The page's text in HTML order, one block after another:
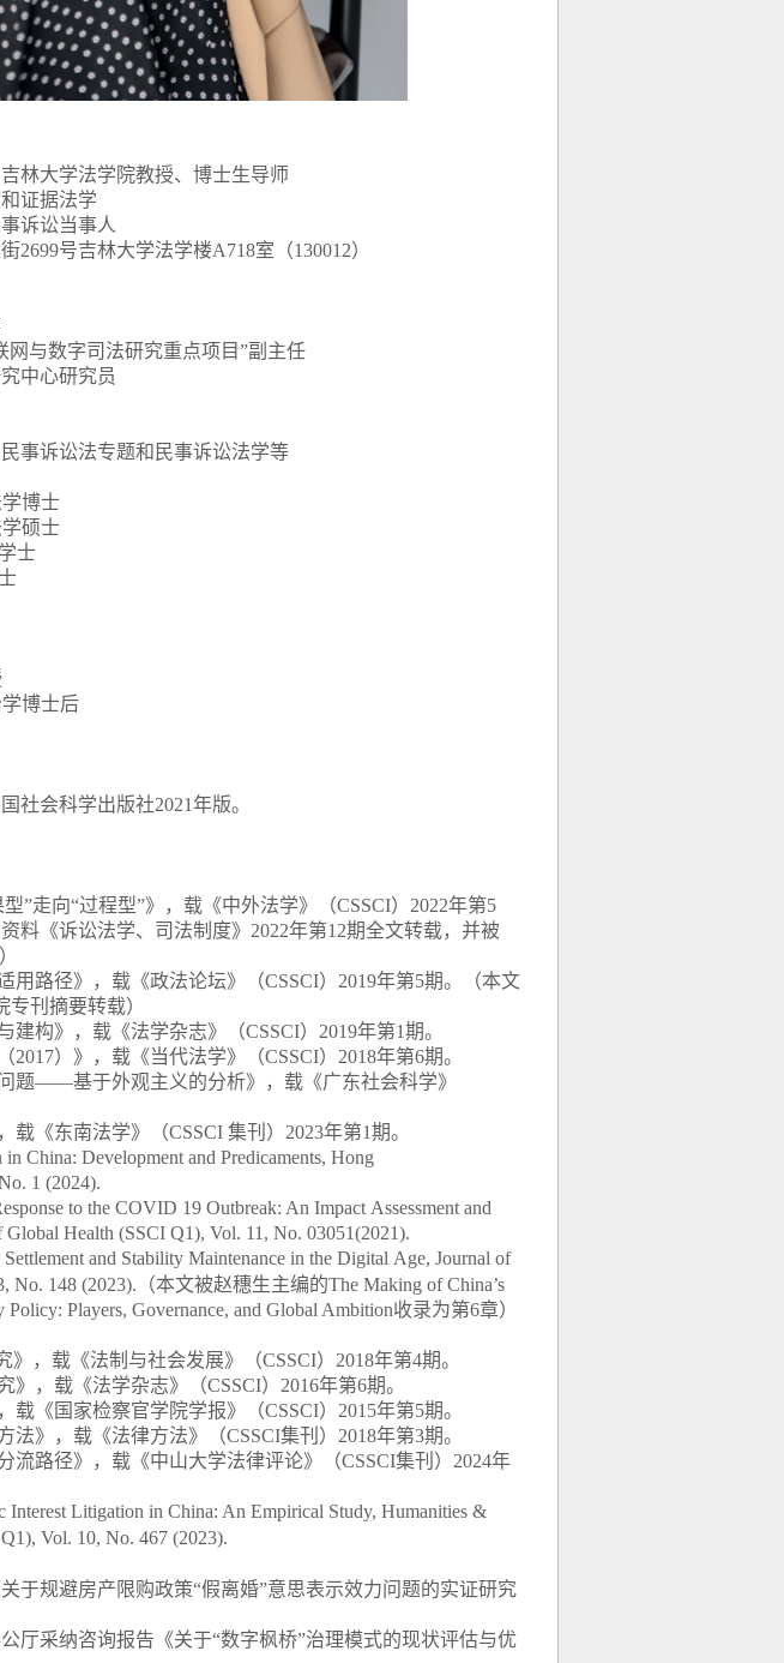
林大学法学院教授、博士生导师
证据法学
诉讼当事人
2699号吉林大学法学楼A718室（130012）
网与数字司法研究重点项目”副主任
中心研究员
事诉讼法专题和民事诉讼法学等
博士
硕士
士
博士后
社会科学出版社2021年版。
型”走向“过程型”》，载《中外法学》（CSSCI） 2022年第5
料《诉讼法学、司法制度》 2022年第12期全文转载，并被
用路径》，载《政法论坛》（CSSCI） 2019年第5期。（本文
专刊摘要转载）
建构》，载《法学杂志》（CSSCI） 2019年第1期。
2017）》，载《当代法学》（CSSCI） 2018年第6期。
题——基于外观主义的分析》，载《广东社会科学》
载《东南法学》（CSSCI 集刊） 2023年第1期。
in China: Development and Predicaments, Hong
1 (2024).
to the COVID 19 Outbreak: An Impact Assessment and
Global Health (SSCI Q1), Vol. 11, No. 03051(2021).
and Stability Maintenance in the Digital Age, Journal of
No. 148 (2023). （本文被赵穗生主编的The Making of China’s
Policy: Players, Governance, and Global Ambition收录为第6章）
》，载《法制与社会发展》（CSSCI） 2018年第4期。
》，载《法学杂志》（CSSCI） 2016年第6期。
载《国家检察官学院学报》（CSSCI） 2015年第5期。
法》，载《法律方法》（CSSCI集刊） 2018年第3期。
流路径》，载《中山大学法律评论》（CSSCI集刊） 2024年
Interest Litigation in China: An Empirical Study, Humanities &
Vol. 10, No. 467 (2023).
于规避房产限购政策“假离婚”意思表示效力问题的实证研究
厅采纳咨询报告《关于“数字枫桥”治理模式的现状评估与优